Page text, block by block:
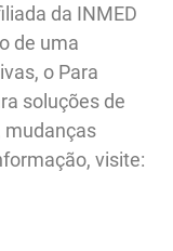
da INMED
de uma
o Para
soluções de
mudanças
visite: